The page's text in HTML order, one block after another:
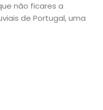
não ficares a
de Portugal, uma